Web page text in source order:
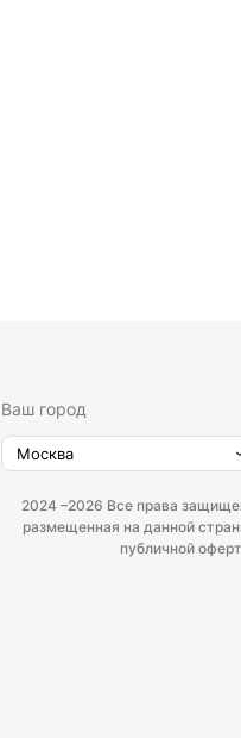
Ваш город
Москва
2024 –2026 Все права
размещенная на данной
публичной